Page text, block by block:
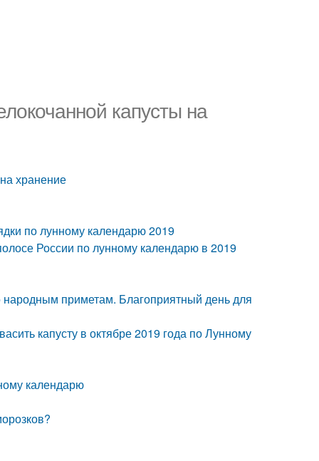
капусты на
хранение
по лунному календарю 2019
России по лунному календарю в 2019
народным приметам. Благоприятный день для
капусту в октябре 2019 года по Лунному
календарю